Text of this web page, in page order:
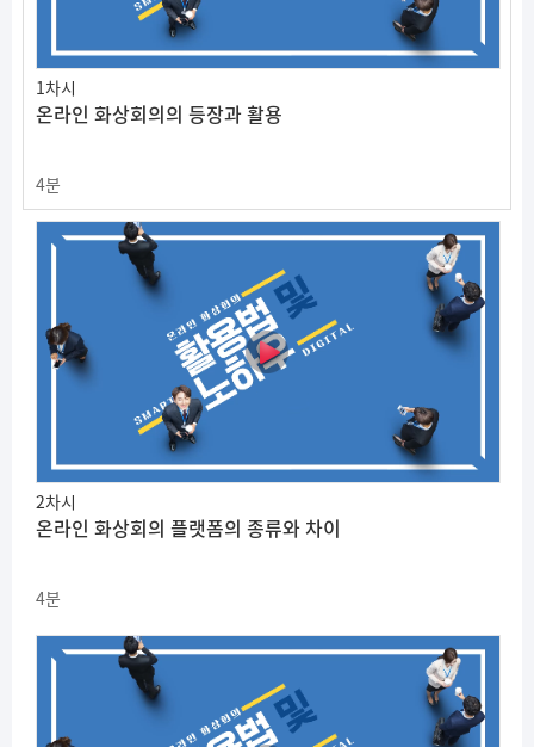
1차시
온라인 화상회의의 등장과 활용
4분
2차시
온라인 화상회의 플랫폼의 종류와 차이
4분